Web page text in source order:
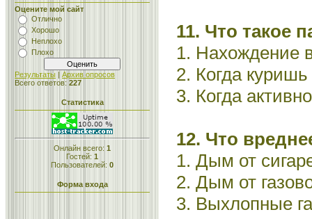
Оцените мой сайт
Отлично
Хорошо
Неплохо
Плохо
Результаты | Архив опросов
Всего ответов: 227
Статистика
Онлайн всего: 1
Гостей: 1
Пользователей: 0
Форма входа
11. Что такое
1. Нахождение
2. Когда
3. Когда
12. Что
1. Дым от
2. Дым от
3. Выхлопные